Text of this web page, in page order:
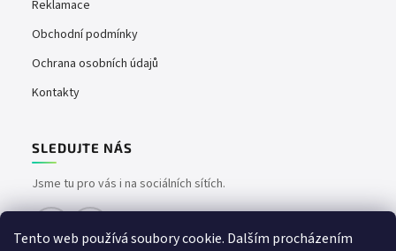
Tento web používá soubory cookie. Dalším procházením
Reklamace
Obchodní podmínky
Ochrana osobních údajů
Kontakty
SLEDUJTE NÁS
Jsme tu pro vás i na sociálních sítích.